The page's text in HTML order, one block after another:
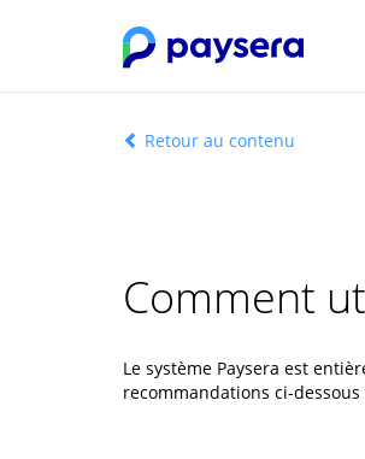
Retour au contenu
Comment
Le système Paysera est
recommandations ci-